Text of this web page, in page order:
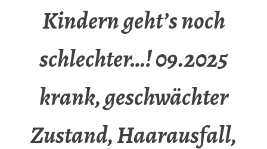
Kindern geht’s noch
schlechter…! 09.2025
krank, geschwächter
Zustand, Haarausfall,